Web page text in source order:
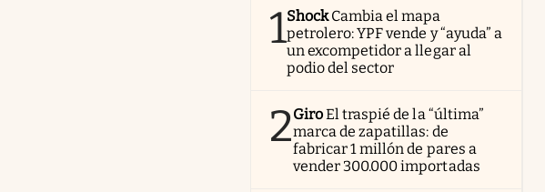
1Shock Cambia el mapa
petrolero: YPF vende y “ayuda” a
un excompetidor a llegar al
podio del sector
2GiroEl traspié de la “última”
marca de zapatillas: de
fabricar 1 millón de pares a
vender 300.000 importadas